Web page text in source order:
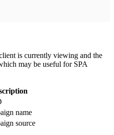
is currently viewing and the
may be useful for SPA
name
source